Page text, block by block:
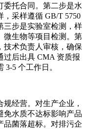
委托合同。第二步是水
采样遵循 GB/T 5750
三步是实验室检测，样
微生物等项目检测。第
技术负责人审核，确保
过后出具 CMA 资质报
5 个工作日。
经营。对生产企业，
免水质不达标影响产品
品菌落超标。对排污企